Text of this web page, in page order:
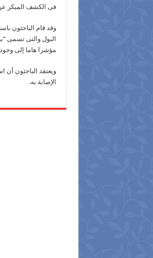
فى الكشف المبكر عن
وقد قام الباحثون
البول والتى تسمى
مؤشرا هاما إلى
ويعتقد الباحثون أن
الإصابة به.